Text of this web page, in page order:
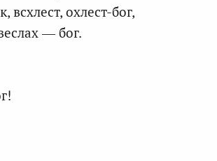
всхлест, охлест-бог,
— бог.